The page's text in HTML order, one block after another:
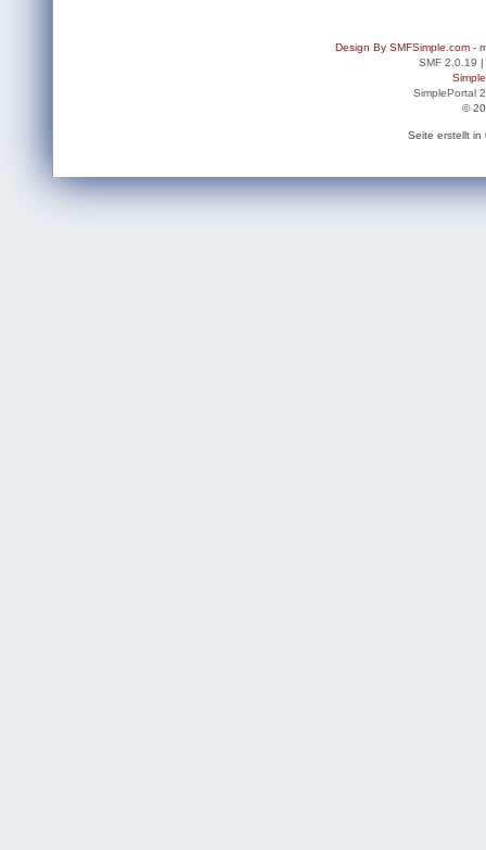
Design By SMFSimple.com-
SMF 2.0.19 |
SimplePortal
©
Seite erstellt in